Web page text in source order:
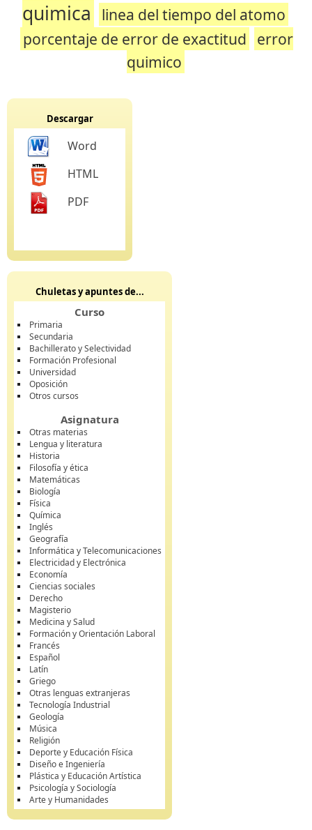
quimica
linea del tiempo del atomo
porcentaje de error de exactitud error
quimico
Descargar
Word
HTML
PDF
Chuletas y apuntes de...
Curso
Primaria
Secundaria
Bachillerato y Selectividad
Formación Profesional
Universidad
Oposición
Otros cursos
Asignatura
Otras materias
Lengua y literatura
Historia
Filosofía y ética
Matemáticas
Biología
Física
Química
Inglés
Geografía
Informática y Telecomunicaciones
Electricidad y Electrónica
Economía
Ciencias sociales
Derecho
Magisterio
Medicina y Salud
Formación y Orientación Laboral
Francés
Español
Latín
Griego
Otras lenguas extranjeras
Tecnología Industrial
Geología
Música
Religión
Deporte y Educación Física
Diseño e Ingeniería
Plástica y Educación Artística
Psicología y Sociología
Arte y Humanidades